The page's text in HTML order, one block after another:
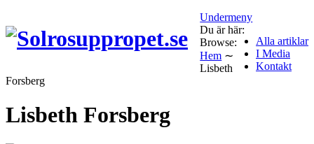
Undermeny
Alla artiklar
I Media
Kontakt
Du är här:
Browse:
Hem ∼
Lisbeth
Forsberg
Lisbeth Forsberg